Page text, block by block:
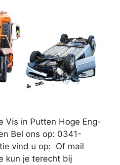
Vis in Putten Hoge Eng-
Bel ons op: 0341-
vind u op: Of mail
kun je terecht bij